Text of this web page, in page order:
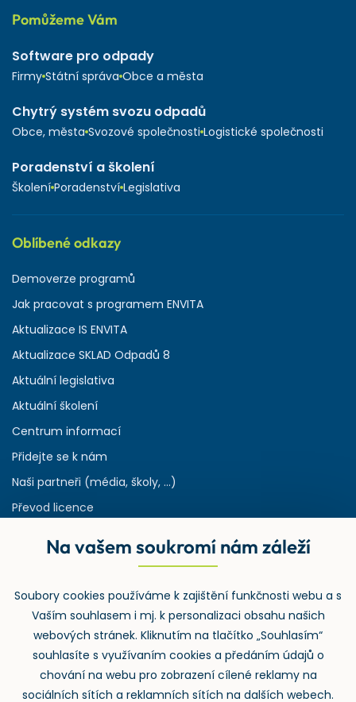
Pomůžeme Vám
Software pro odpady
Firmy Státní správa Obce a města
Chytrý systém svozu odpadů
Obce, města Svozové společnosti Logistické společnosti
Poradenství a školení
Školení Poradenství Legislativa
Oblíbené odkazy
Demoverze programů
Jak pracovat s programem ENVITA
Aktualizace IS ENVITA
Aktualizace SKLAD Odpadů 8
Aktuální legislativa
Aktuální školení
Centrum informací
Přidejte se k nám
Naši partneři (média, školy, ...)
Převod licence
Rejstřík používaných zkratek v odpadech
Zpětný odběr
Na vašem soukromí nám záleží
Soubory cookies používáme k zajištění funkčnosti webu a s
Vaším souhlasem i mj. k personalizaci obsahu našich
webových stránek. Kliknutím na tlačítko „Souhlasím“
souhlasíte s využívaním cookies a předáním údajů o
chování na webu pro zobrazení cílené reklamy na
sociálních sítích a reklamních sítích na dalších webech.